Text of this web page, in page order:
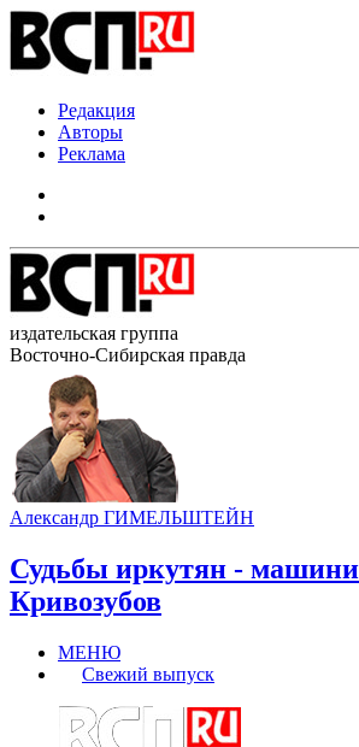
Редакция
Авторы
Реклама
издательская группа
Восточно-Сибирская правда
Александр ГИМЕЛЬШТЕЙН
Судьбы иркутян -
Кривозубов
МЕНЮ
Свежий выпуск